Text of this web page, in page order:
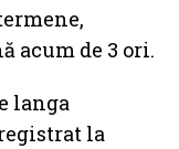
acum de 3 ori.
langa
la